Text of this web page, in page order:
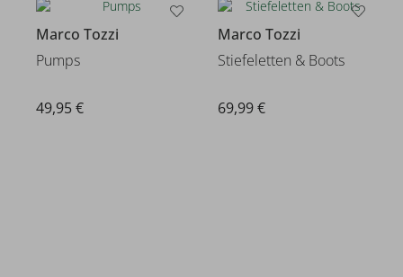
Marco Tozzi
Pumps
49,95 €
Marco Tozzi
Stiefeletten & Boots
69,99 €